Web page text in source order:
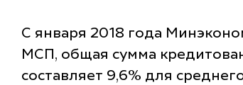
С января 2018 года
МСП, общая сумма
составляет 9,6% для